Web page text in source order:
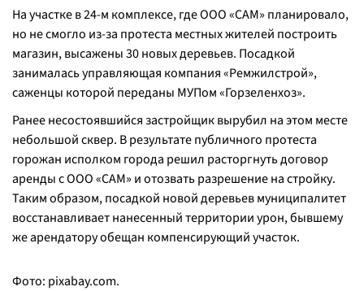
На участке в 24-м комплексе, где ООО «САМ» планировало,
но не смогло из-за протеста местных жителей построить
магазин, высажены 30 новых деревьев. Посадкой
занималась управляющая компания «Ремжилстрой»,
саженцы которой переданы МУПом «Горзеленхоз».
Ранее несостоявшийся застройщик вырубил на этом месте
небольшой сквер. В результате публичного протеста
горожан исполком города решил расторгнуть договор
аренды с ООО «САМ» и отозвать разрешение на стройку.
Таким образом, посадкой новой деревьев муниципалитет
восстанавливает нанесенный территории урон, бывшему
же арендатору обещан компенсирующий участок.
Фото: pixabay.com.